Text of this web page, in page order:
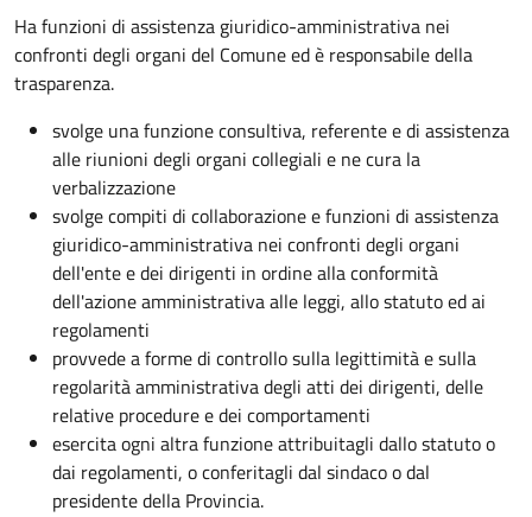
Ha funzioni di assistenza giuridico-amministrativa nei
confronti degli organi del Comune ed è responsabile della
trasparenza.
svolge una funzione consultiva, referente e di assistenza
alle riunioni degli organi collegiali e ne cura la
verbalizzazione
svolge compiti di collaborazione e funzioni di assistenza
giuridico-amministrativa nei confronti degli organi
dell'ente e dei dirigenti in ordine alla conformità
dell'azione amministrativa alle leggi, allo statuto ed ai
regolamenti
provvede a forme di controllo sulla legittimità e sulla
regolarità amministrativa degli atti dei dirigenti, delle
relative procedure e dei comportamenti
esercita ogni altra funzione attribuitagli dallo statuto o
dai regolamenti, o conferitagli dal sindaco o dal
presidente della Provincia.